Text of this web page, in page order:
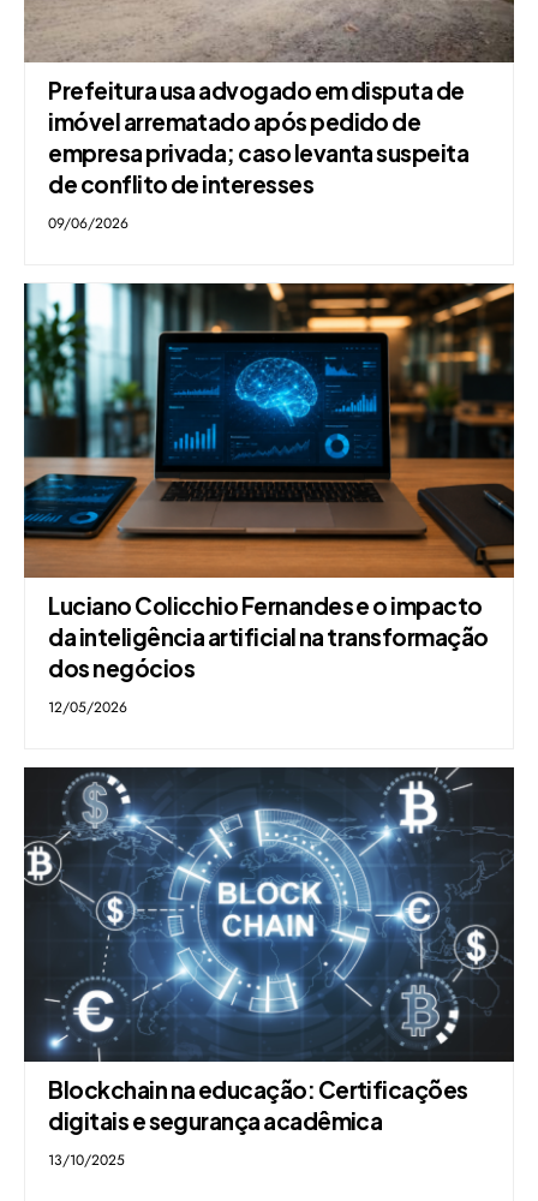
Prefeitura usa advogado em disputa de
imóvel arrematado após pedido de
empresa privada; caso levanta suspeita
de conflito de interesses
09/06/2026
Luciano Colicchio Fernandes e o impacto
da inteligência artificial na transformação
dos negócios
12/05/2026
Blockchain na educação: Certificações
digitais e segurança acadêmica
13/10/2025